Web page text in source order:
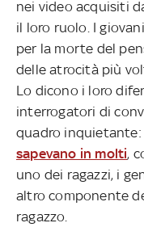
nei video acquisiti
il loro ruolo. I
per la morte del
delle atrocità più
Lo dicono i loro
interrogatori di
quadro inquietante:
sapevano in molti,
uno dei ragazzi, i
altro componente
ragazzo.